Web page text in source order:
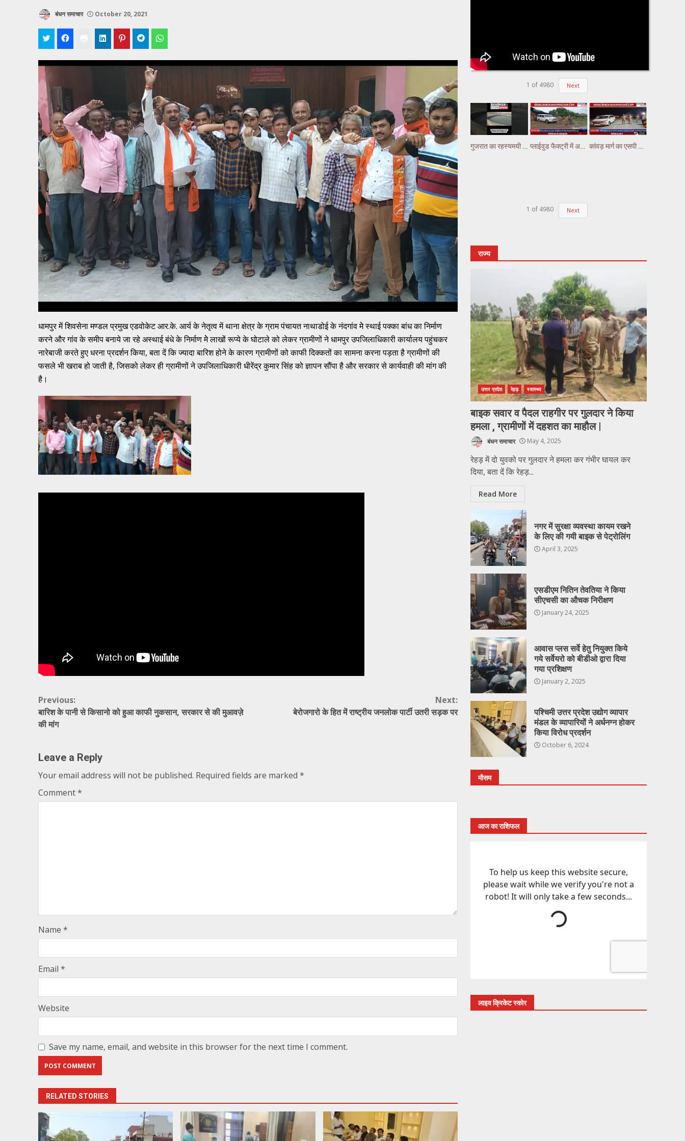
बंधन समाचार October 20, 2021
धामपुर में शिवसेना मण्डल प्रमुख एडवोकेट आर.के. आर्य के नेतृत्व में थाना क्षेत्र के ग्राम पंचायत नाथाडोई के नंदगांव मेे स्थाई पक्का बांध का निर्माण
करने और गांव के समीप बनाये जा रहे अस्थाई बंधे के निर्माण मेे लाखों रूप्ये के घोटाले को लेकर ग्रामीणों ने धामपुर उपजिलाधिकारी कार्यालय पहुंचकर
नारेबाजी करते हुए धरना प्रदर्शन किया, बता दें कि ज्यादा बारिश होने के कारण ग्रामीणों को काफी दिक्कतों का सामना करना पड़ता है ग्रामीणों की
फसले भी खराब हो जाती है, जिसको लेकर ही ग्रामीणों ने उपजिलाधिकारी धीरेंद्र कुमार सिंह को ज्ञापन सौंपा है और सरकार से कार्यवाही की मांग की
है।
Continue
Reading
Previous:
बारिश के पानी से किसानो को हुआ काफी नुकसान, सरकार से की मुआवज़े
की मांग
Next:
बेरोजगारो के हित में राष्ट्रीय जनलोक पार्टी उतरी सड़क पर
Leave a Reply
Your email address will not be published. Required fields are marked *
Comment*
Name *
Email *
Website
Save my name, email, and website in this browser for the next time I comment.
RELATED STORIES
1 of 4980 Next
गुजरात का रहस्यमयी कुआं चर्चा में, पानी में लगातार हो रही हलचल #gujarat प्लाईवुड फैक्ट्री में अचानक लगी भीषण आग, लाखों का नुकसान कांवड़ मार्ग का एसपी अभिषेक झा ने किया निरीक्षण,पुलिस ड्यूटी पर तैनात अस्थाई चौकियो का किया निरीक्षण
1 of 4980 Next
राज्य
उत्तर प्रदेश रेहड़ स्वास्थ्य
बाइक सवार व पैदल राहगीर पर गुलदार ने किया
हमला , ग्रामीणों में दहशत का माहौल |
बंधन समाचार May 4, 2025
रेहड़ में दो युवको पर गुलदार ने हमला कर गंभीर घायल कर
दिया, बता दें कि रेहड़...
Read More
नगर में सुरक्षा व्यवस्था कायम रखने
के लिए की गयी बाइक से पेट्रोलिंग
April 3, 2025
एसडीएम नितिन तेवतिया ने किया
सीएचसी का औचक निरीक्षण
January 24, 2025
आवास प्लस सर्वे हेतु नियुक्त किये
गये सर्वेयरो को बीडीओ द्वारा दिया
गया प्रशिक्षण
January 2, 2025
पश्चिमी उत्तर प्रदेश उद्योग व्यापार
मंडल के व्यापारियों ने अर्धनग्न होकर
किया विरोध प्रदर्शन
October 6, 2024
मौसम
आज का राशिफल
लाइव क्रिकेट स्कोर